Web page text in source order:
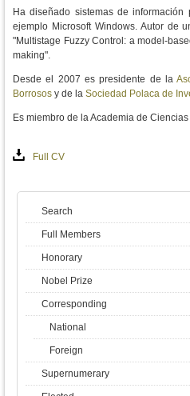
Ha diseñado sistemas de
ejemplo Microsoft Windows. Autor de
"Multistage Fuzzy Control: a model-
making".
Desde el 2007 es presidente de la
Borrosos y de la Sociedad Polaca de
Es miembro de la Academia de
Full CV
Search
Full Members
Honorary
Nobel Prize
Corresponding
National
Foreign
Supernumerary